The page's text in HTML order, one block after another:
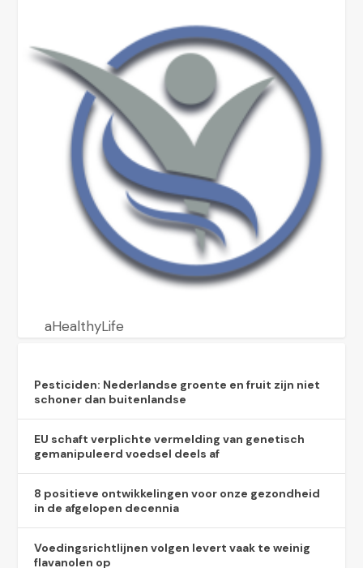
aHealthyLife
Pesticiden: Nederlandse groente en fruit zijn niet
schoner dan buitenlandse
EU schaft verplichte vermelding van genetisch
gemanipuleerd voedsel deels af
8 positieve ontwikkelingen voor onze gezondheid
in de afgelopen decennia
Voedingsrichtlijnen volgen levert vaak te weinig
flavanolen op